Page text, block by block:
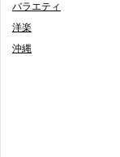
バラエティ
洋楽
沖縄